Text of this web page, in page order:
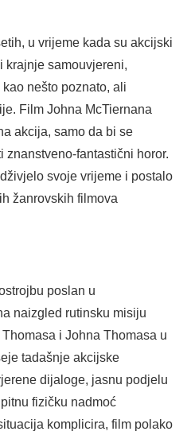
u vrijeme kada su akcijski
krajnje samouvjereni,
nešto poznato, ali
Film Johna McTiernana
akcija, samo da bi se
znanstveno-fantastični horor.
svoje vrijeme i postalo
žanrovskih filmova
poslan u
naizgled rutinsku misiju
i Johna Thomasa u
tadašnje akcijske
dijaloge, jasnu podjelu
fizičku nadmoć
komplicira, film polako